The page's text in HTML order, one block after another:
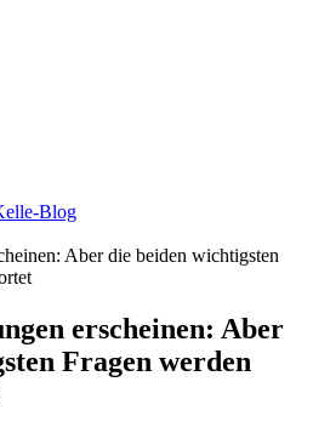
erscheinen: Aber
Fragen werden